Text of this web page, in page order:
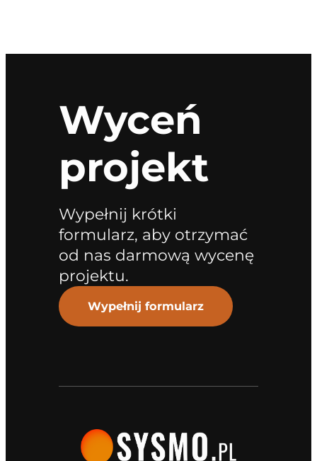
Wyceń
projekt
Wypełnij krótki
formularz, aby otrzymać
od nas darmową wycenę
projektu.
Wypełnij formularz